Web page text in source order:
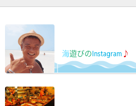
海遊びのInstagram ♪